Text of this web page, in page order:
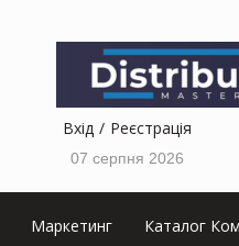
Вхід Реєстрація
07 серпня 2026
Маркетинг Каталог